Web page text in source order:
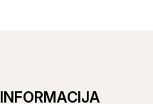
INFORMACIJA